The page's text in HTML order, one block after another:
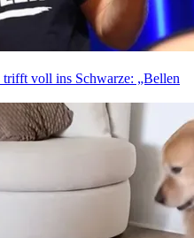
voll ins Schwarze: „Bellen